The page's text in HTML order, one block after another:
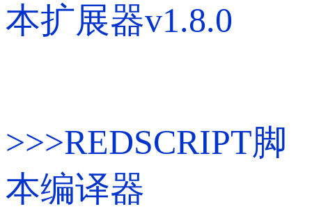
本扩展器v1.8.0
>>>REDSCRIPT脚
本编译器